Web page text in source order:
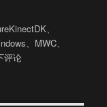
、
、 MWC、
评论